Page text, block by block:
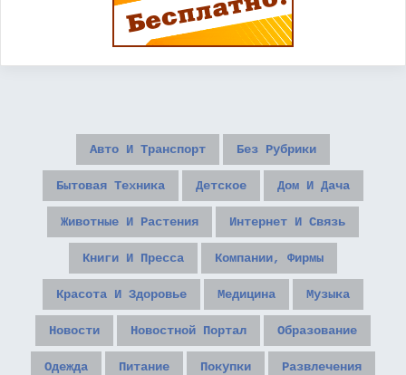
Авто И Транспорт Без Рубрики
Бытовая Техника Детское Дом И Дача
Животные И Растения Интернет И Связь
Книги И Пресса Компании, Фирмы
Красота И Здоровье Медицина Музыка
Новости Новостной Портал Образование
Одежда Питание Покупки Развлечения